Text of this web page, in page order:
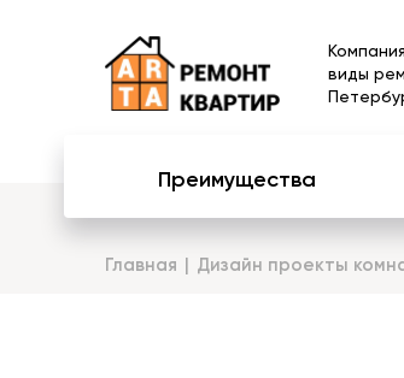
виды
Преимущества
Главная Дизайн проекты